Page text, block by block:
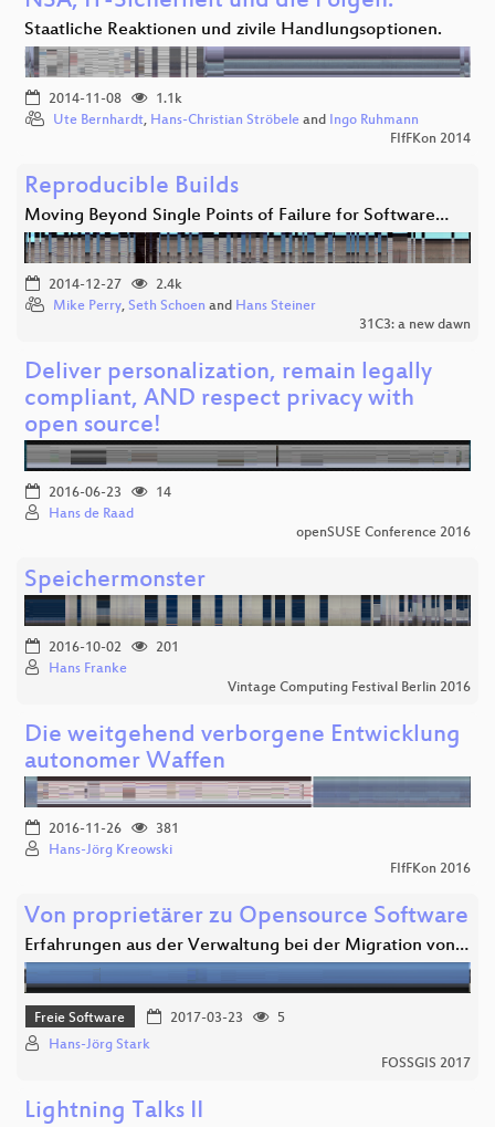
Staatliche Reaktionen und zivile Handlungsoptionen.
2014-11-08
1.1k
Ute Bernhardt, Hans-Christian Ströbele and Ingo Ruhmann
FIfFKon 2014
Reproducible Builds
Moving Beyond Single Points of Failure for Software…
2014-12-27
2.4k
Mike Perry, Seth Schoen and Hans Steiner
31C3: a new dawn
Deliver personalization, remain legally
compliant, AND respect privacy with
open source!
2016-06-23
14
Hans de Raad
openSUSE Conference 2016
Speichermonster
2016-10-02
201
Hans Franke
Vintage Computing Festival Berlin 2016
Die weitgehend verborgene Entwicklung
autonomer Waffen
2016-11-26
381
Hans-Jörg Kreowski
FIfFKon 2016
Von proprietärer zu Opensource Software
Erfahrungen aus der Verwaltung bei der Migration von…
Freie Software 2017-03-23
5
Hans-Jörg Stark
FOSSGIS 2017
Lightning Talks II